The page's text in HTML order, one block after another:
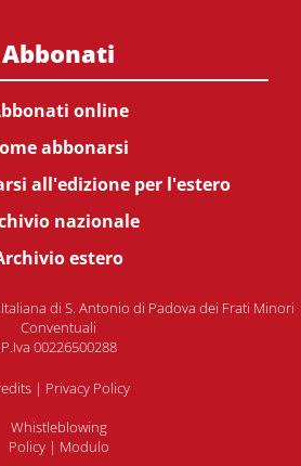
Abbonati
online
abbonarsi
all'edizione per l'estero
nazionale
estero
di S. Antonio di Padova dei Frati Minori
Conventuali
P.Iva 00226500288
| Privacy Policy
Whistleblowing
Policy| Modulo